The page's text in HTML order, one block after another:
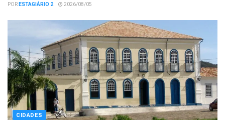
PORESTAGIÁRIO 2 2026/08/05
CIDADES